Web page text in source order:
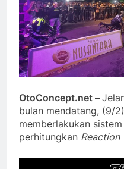
OtoConcept.net –
bulan mendatang, (9/
memberlakukan
perhitungkan Reaction